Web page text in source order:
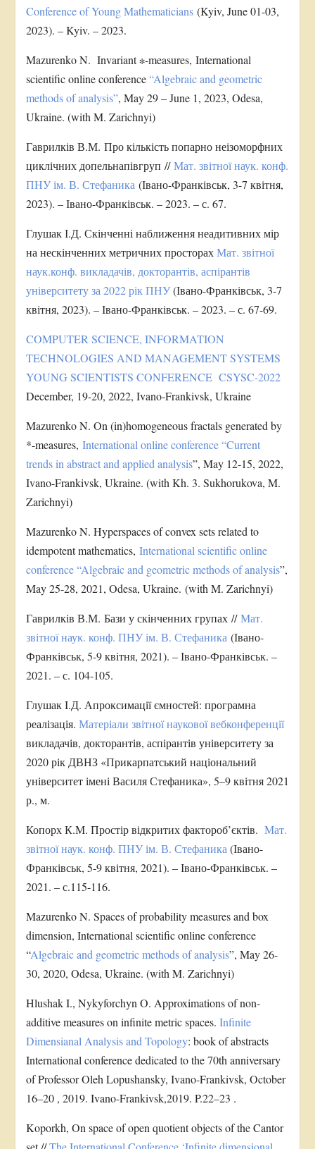
Conference of Young Mathematicians(Kyiv, June 01-03,
2023). – Kyiv. – 2023.
Mazurenko N. Invariant ∗-measures, International
scientific online conference“Algebraic and geometric
methods of analysis”, May 29 – June 1, 2023, Odesa,
Ukraine. (with M. Zarichnyi)
Гаврилків В.М. Про кількість попарно неізоморфних
циклічних допельнапівгруп //Мат. звітної наук. конф.
ПНУ ім. В. Стефаника (Івано-Франківськ, 3-7 квітня,
2023). – Івано-Франківськ. – 2023. – с. 67.
Глушак І.Д. Скінченні наближення неадитивних мір
на нескінченних метричних просторахМат. звітної
наук.конф. викладачів, докторантів, аспірантів
університету за 2022 рік ПНУ(Івано-Франківськ, 3-7
квітня, 2023). – Івано-Франківськ. – 2023. – с. 67-69.
COMPUTER SCIENCE, INFORMATION
TECHNOLOGIES AND MANAGEMENT SYSTEMS
YOUNG SCIENTISTS CONFERENCE CSYSC-2022
December, 19-20, 2022, Ivano-Frankivsk, Ukraine
Mazurenko N. On (in)homogeneous fractals generated by
*-measures, International online conference “Current
trends in abstract and applied analysis”, May 12-15, 2022,
Ivano-Frankivsk, Ukraine. (with Kh. 3. Sukhorukova, M.
Zarichnyi)
Mazurenko N. Hyperspaces of convex sets related to
idempotent mathematics, International scientific online
conference “Algebraic and geometric methods of analysis”,
May 25-28, 2021, Odesa, Ukraine. (with M. Zarichnyi)
Гаврилків В.М. Бази у скінченних групах //Мат.
звітної наук. конф. ПНУ ім. В. Стефаника (Івано-
Франківськ, 5-9 квітня, 2021). – Івано-Франківськ. –
2021. – с. 104-105.
Глушак I.Д. Апроксимації ємностей: програмна
реалізація. Матеріали звітної наукової вебконференції
викладачів, докторантів, аспірантів університету за
2020 рік ДВНЗ «Прикарпатський національний
університет імені Василя Стефаника», 5–9 квітня 2021
р., м.
Копорх К.М. Простір відкритих фактороб’єктів. Мат.
звітної наук. конф. ПНУ ім. В. Стефаника (Івано-
Франківськ, 5-9 квітня, 2021). – Івано-Франківськ. –
2021. – с.115-116.
Mazurenko N. Spaces of probability measures and box
dimension, International scientific online conference
“Algebraic and geometric methods of analysis”, May 26-
30, 2020, Odesa, Ukraine. (with M. Zarichnyi)
Hlushak I., Nykyforchyn O. Approximations of non-
additive measures on infinite metric spaces. Infinite
Dimensianal Analysis and Topology: book of abstracts
International conference dedicated to the 70th anniversary
of Professor Oleh Lopushansky, Ivano-Frankivsk, October
16–20 , 2019. Ivano-Frankivsk,2019. P.22–23 .
Koporkh, On space of open quotient objects of the Cantor